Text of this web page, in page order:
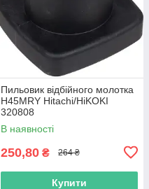
Пильовик відбійного молотка
H45MRY Hitachi/HiKOKI
320808
В наявності
250,80 ₴ 264 ₴
Купити